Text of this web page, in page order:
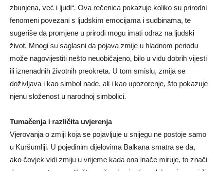
zbunjena, već i ljudi“. Ova rečenica pokazuje koliko su prirodni
fenomeni povezani s ljudskim emocijama i sudbinama, te
sugeriše da promjene u prirodi mogu imati odraz na ljudski
život. Mnogi su saglasni da pojava zmije u hladnom periodu
može nagovijestiti nešto neuobičajeno, bilo u vidu dobrih vijesti
ili iznenadnih životnih preokreta. U tom smislu, zmija se
doživljava i kao simbol nade, ali i kao upozorenje, što pokazuje
njenu složenost u narodnoj simbolici.
Tumačenja i različita uvjerenja
Vjerovanja o zmiji koja se pojavljuje u snijegu ne postoje samo
u Kuršumliji. U pojedinim dijelovima Balkana smatra se da,
ako čovjek vidi zmiju u vrijeme kada ona inače miruje, to znači